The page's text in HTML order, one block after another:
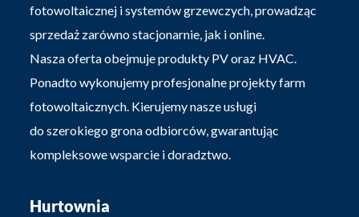
fotowoltaicznej i systemów grzewczych, prowadząc
sprzedaż zarówno stacjonarnie, jak i online.
Nasza oferta obejmuje produkty PV oraz HVAC.
Ponadto wykonujemy profesjonalne projekty farm
fotowoltaicznych. Kierujemy nasze usługi
do szerokiego grona odbiorców, gwarantując
kompleksowe wsparcie i doradztwo.
Hurtownia